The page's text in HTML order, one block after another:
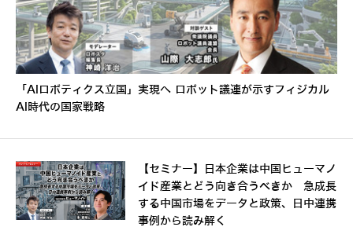
「AIロボティクス立国」実現へ ロボット議連が示すフィジカル
AI時代の国家戦略
【セミナー】日本企業は中国ヒューマノ
イド産業とどう向き合うべきか 急成長
する中国市場をデータと政策、日中連携
事例から読み解く